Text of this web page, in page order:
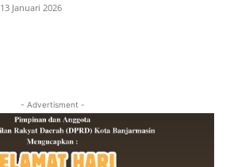
13 Januari 2026
- Advertisment -